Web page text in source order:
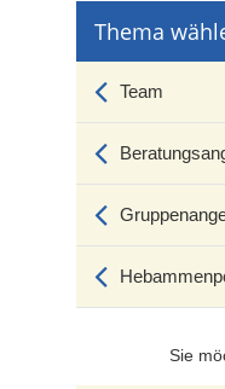
Thema
Team
Sie